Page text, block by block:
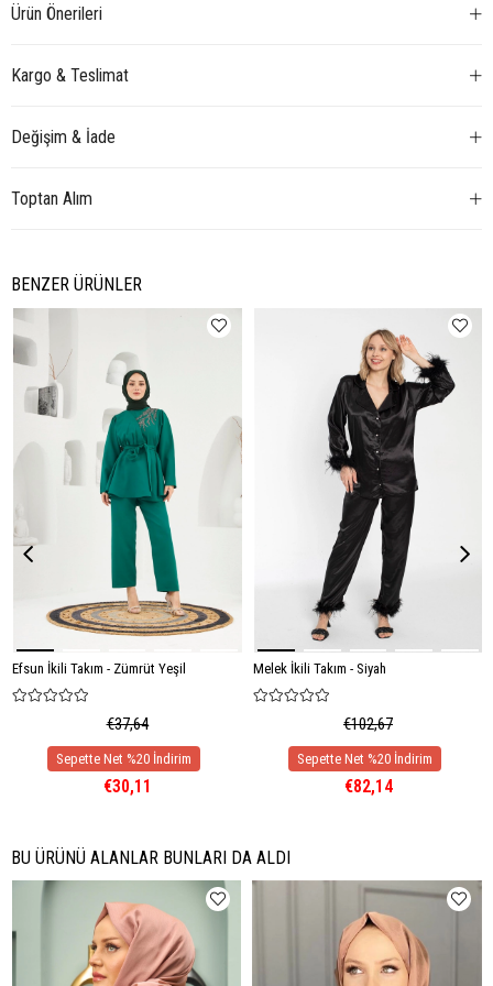
Ürün Önerileri
Kargo & Teslimat
Değişim & İade
Toptan Alım
BENZER ÜRÜNLER
Efsun İkili Takım - Zümrüt Yeşil
€37,64
€30,11
Melek İkili Takım - Siyah
€102,67
€82,14
BU ÜRÜNÜ ALANLAR BUNLARI DA ALDI